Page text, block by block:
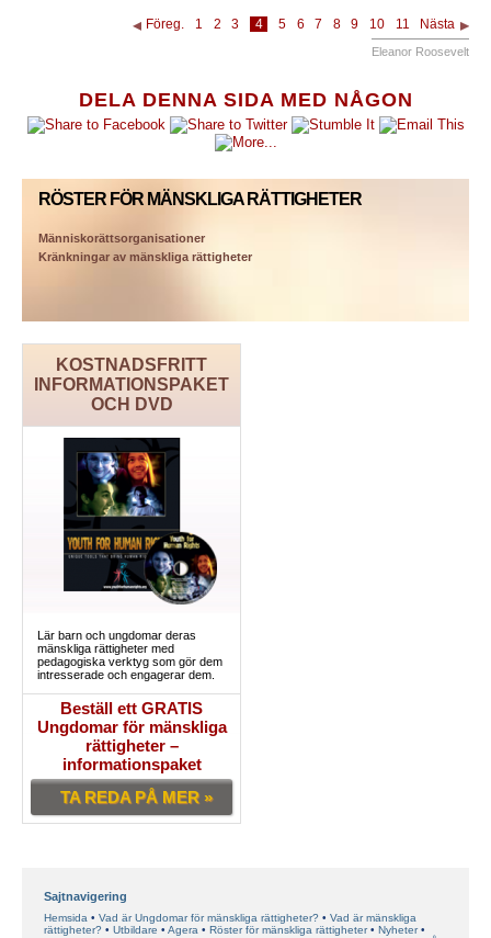
DELA DENNA SIDA MED NÅGON
RÖSTER FÖR MÄNSKLIGA RÄTTIGHETER
Människorättsorganisationer
Kränkningar av mänskliga rättigheter
KOSTNADSFRITT
INFORMATIONSPAKET
OCH DVD
Lär barn och ungdomar deras
mänskliga rättigheter med
pedagogiska verktyg som gör dem
intresserade och engagerar dem.
Beställ ett GRATIS
Ungdomar för mänskliga
rättigheter –
informationspaket
TA REDA PÅ MER »
Föreg. 1 2 3 4 5 6 7 8 9 10 11 Nästa
Eleanor Roosevelt
Sajtnavigering
Hemsida Vad är Ungdomar för mänskliga rättigheter?
Vad är mänskliga
rättigheter?
Utbildare Agera Röster för mänskliga rättigheter
Nyheter